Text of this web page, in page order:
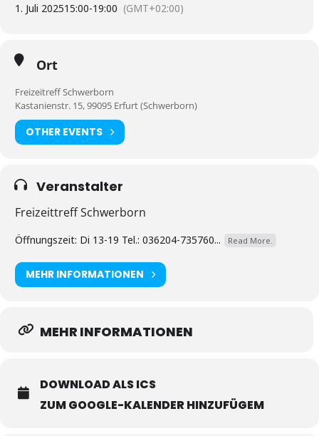
1. Juli 202515:00-19:00 (GMT+02:00)
Ort
Freizeitreff Schwerborn
Kastanienstr. 15, 99095 Erfurt (Schwerborn)
OTHER EVENTS
Veranstalter
Freizeittreff Schwerborn
Öffnungszeit: Di 13-19 Tel.: 036204-735760... Read More.
MEHR INFORMATIONEN
MEHR INFORMATIONEN
DOWNLOAD ALS ICS
ZUM GOOGLE-KALENDER HINZUFÜGEM